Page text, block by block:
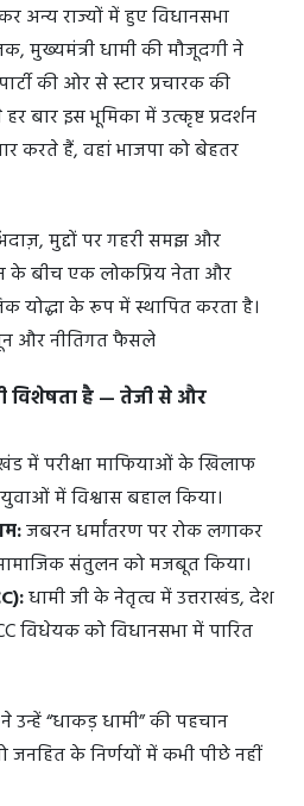
अन्य राज्यों में हुए विधानसभा
मुख्यमंत्री धामी की मौजूदगी ने
की ओर से स्टार प्रचारक की
बार इस भूमिका में उत्कृष्ट प्रदर्शन
करते हैं, वहां भाजपा को बेहतर
मुद्दों पर गहरी समझ और
के बीच एक लोकप्रिय नेता और
योद्धा के रूप में स्थापित करता है।
और नीतिगत फैसले
विशेषता है — तेजी से और
में परीक्षा माफियाओं के खिलाफ
में विश्वास बहाल किया।
जबरन धर्मांतरण पर रोक लगाकर
संतुलन को मजबूत किया।
धामी जी के नेतृत्व में उत्तराखंड, देश
विधेयक को विधानसभा में पारित
उन्हें “धाकड़ धामी” की पहचान
के निर्णयों में कभी पीछे नहीं